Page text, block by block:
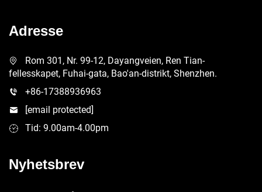
Adresse
Rom 301, Nr. 99-12, Dayangveien, Ren Tian-
fellesskapet, Fuhai-gata, Bao'an-distrikt, Shenzhen.
+86-17388936963
[email protected]
Tid: 9.00am-4.00pm
Nyhetsbrev